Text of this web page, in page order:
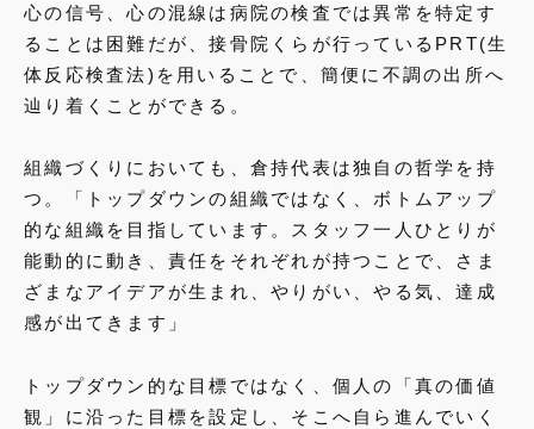
心の信号、心の混線は病院の検査では異常を特定す
ることは困難だが、接骨院くらが行っているPRT(生
体反応検査法)を用いることで、簡便に不調の出所へ
辿り着くことができる。
組織づくりにおいても、倉持代表は独自の哲学を持
つ。「トップダウンの組織ではなく、ボトムアップ
的な組織を目指しています。スタッフ一人ひとりが
能動的に動き、責任をそれぞれが持つことで、さま
ざまなアイデアが生まれ、やりがい、やる気、達成
感が出てきます」
トップダウン的な目標ではなく、個人の「真の価値
観」に沿った目標を設定し、そこへ自ら進んでいく